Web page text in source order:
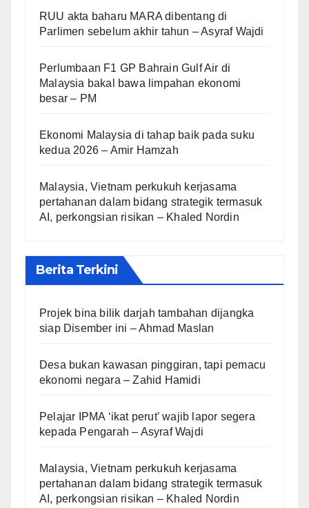
RUU akta baharu MARA dibentang di
Parlimen sebelum akhir tahun – Asyraf Wajdi
Perlumbaan F1 GP Bahrain Gulf Air di
Malaysia bakal bawa limpahan ekonomi
besar – PM
Ekonomi Malaysia di tahap baik pada suku
kedua 2026 – Amir Hamzah
Malaysia, Vietnam perkukuh kerjasama
pertahanan dalam bidang strategik termasuk
AI, perkongsian risikan – Khaled Nordin
Berita Terkini
Projek bina bilik darjah tambahan dijangka
siap Disember ini – Ahmad Maslan
Desa bukan kawasan pinggiran, tapi pemacu
ekonomi negara – Zahid Hamidi
Pelajar IPMA ‘ikat perut’ wajib lapor segera
kepada Pengarah – Asyraf Wajdi
Malaysia, Vietnam perkukuh kerjasama
pertahanan dalam bidang strategik termasuk
AI, perkongsian risikan – Khaled Nordin